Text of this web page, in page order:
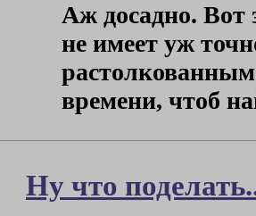
Аж досадно. Вот
не имеет уж
времени, чтоб
Ну что